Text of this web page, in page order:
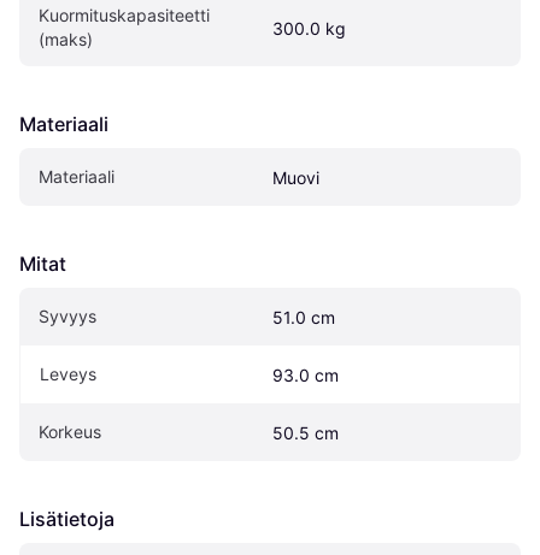
Kuormituskapasiteetti
(maks)
300.0 kg
Materiaali
Materiaali Muovi
Mitat
Syvyys 51.0 cm
Leveys 93.0 cm
Korkeus 50.5 cm
Lisätietoja